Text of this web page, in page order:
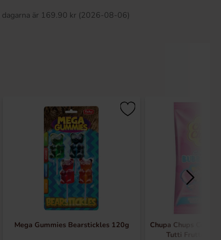
dagarna är 169.90 kr (2026-08-06)
Mega Gummies Bearstickles 120g
Chupa Chups
Tutti Frutti